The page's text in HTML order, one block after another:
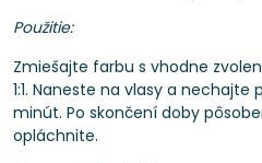
Použitie:
Zmiešajte farbu s vhodne
1:1. Naneste na vlasy a
minút. Po skončení doby
opláchnite.